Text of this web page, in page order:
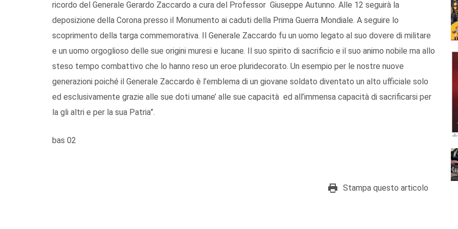
ricordo del Generale Gerardo Zaccardo a cura del Professor Giuseppe Autunno. Alle 12 seguirà la
deposizione della Corona presso il Monumento ai caduti della Prima Guerra Mondiale. A seguire lo
scoprimento della targa commemorativa. Il Generale Zaccardo fu un uomo legato al suo dovere di militare
e un uomo orgoglioso delle sue origini muresi e lucane. Il suo spirito di sacrificio e il suo animo nobile ma allo
steso tempo combattivo che lo hanno reso un eroe pluridecorato. Un esempio per le nostre nuove
generazioni poiché il Generale Zaccardo è l’emblema di un giovane soldato diventato un alto ufficiale solo
ed esclusivamente grazie alle sue doti umane’ alle sue capacità ed all’immensa capacità di sacrificarsi per
la gli altri e per la sua Patria”.
bas 02
Stampa questo articolo